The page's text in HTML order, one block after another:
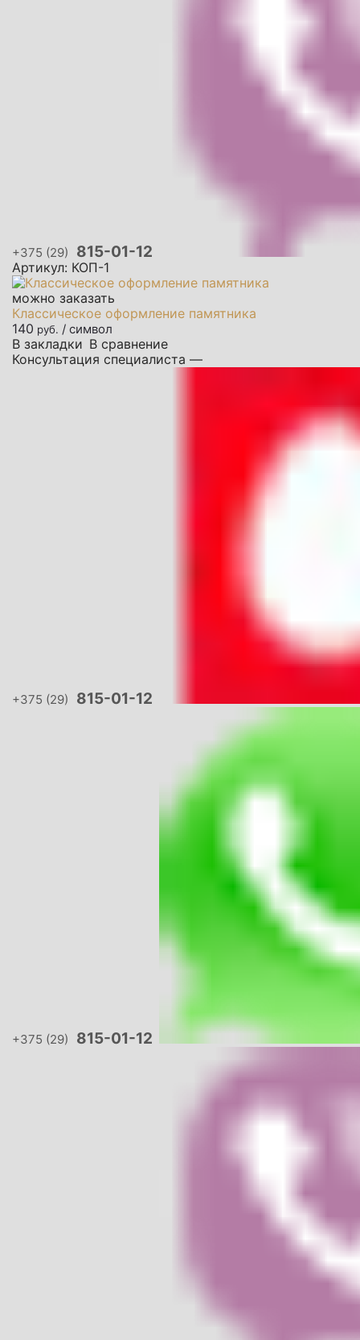
+375 (29) 815-01-12
Артикул: КОП-1
можно заказать
Классическое оформление памятника
140 руб. / символ
В закладки В сравнение
Консультация специалиста —
+375 (29) 815-01-12
+375 (29) 815-01-12